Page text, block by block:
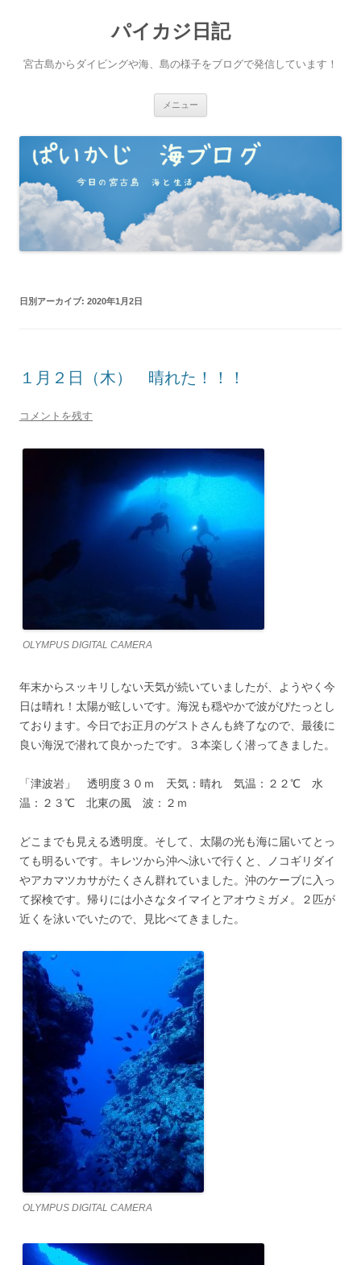
パイカジ日記
宮古島からダイビングや海、島の様子をブログで発信しています！
メニュー
ツ
へ
ス
キ
ッ
プ
日別アーカイブ: 2020年1月2日
１月２日（木） 晴れた！！！
コメントを残す
OLYMPUS DIGITAL CAMERA
年末からスッキリしない天気が続いていましたが、ようやく今
日は晴れ！太陽が眩しいです。海況も穏やかで波がぴたっとし
ております。今日でお正月のゲストさんも終了なので、最後に
良い海況で潜れて良かったです。３本楽しく潜ってきました。
「津波岩」 透明度３０ｍ 天気：晴れ 気温：２２℃ 水
温：２３℃ 北東の風 波：２ｍ
どこまでも見える透明度。そして、太陽の光も海に届いてとっ
ても明るいです。キレツから沖へ泳いで行くと、ノコギリダイ
やアカマツカサがたくさん群れていました。沖のケーブに入っ
て探検です。帰りには小さなタイマイとアオウミガメ。２匹が
近くを泳いでいたので、見比べてきました。
OLYMPUS DIGITAL CAMERA